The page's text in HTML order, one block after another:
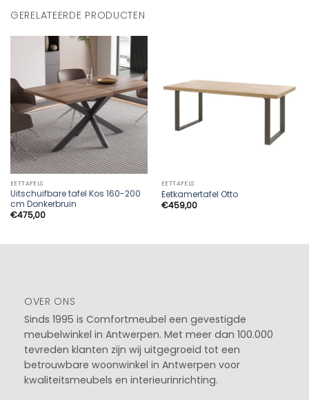
GERELATEERDE PRODUCTEN
EETTAFELS
Uitschuifbare tafel Kos 160-200
cm Donkerbruin
€475,00
EETTAFELS
Eetkamertafel Otto
€459,00
OVER ONS
Sinds 1995 is Comfortmeubel een gevestigde
meubelwinkel in Antwerpen. Met meer dan 100.000
tevreden klanten zijn wij uitgegroeid tot een
betrouwbare woonwinkel in Antwerpen voor
kwaliteitsmeubels en interieurinrichting.